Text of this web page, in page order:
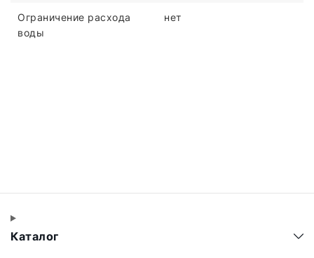
Ограничение расхода
воды
нет
Каталог